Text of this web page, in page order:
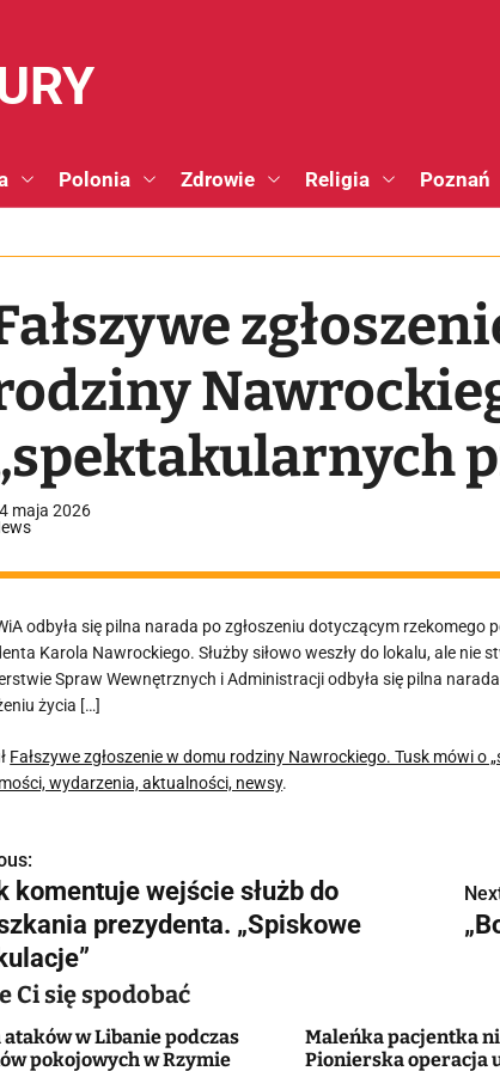
Polonia Zdrowie Religia Poznań
maja 2026
odbyła się pilna narada po zgłoszeniu dotyczącym
Karola Nawrockiego. Służby siłowo weszły do lokalu, ale
Spraw Wewnętrznych i Administracji odbyła się pilna
życia […]
Fałszywe zgłoszenie w domu rodziny Nawrockiego. Tusk mówi o
wydarzenia, aktualności, newsy.
komentuje wejście służb do
prezydenta. „Spiskowe
Ci się spodobać
ataków w Libanie podczas
pokojowych w Rzymie
Maleńka pacjentka
Pionierska operacja